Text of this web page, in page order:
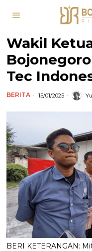
Wakil
Tec
BERITA 15/01/2025
BERI KETERANGAN: